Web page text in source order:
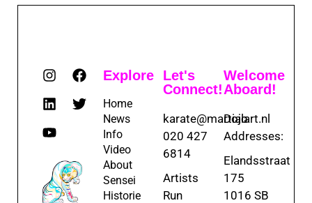
Explore
Home
News
Info
Video
About
Sensei
Historie
Let's
Connect!
karate@martialart.nl
020 427
6814
Artists
Run
Welcome
Aboard!
Dojo
Addresses:
Elandsstraat
175
1016 SB